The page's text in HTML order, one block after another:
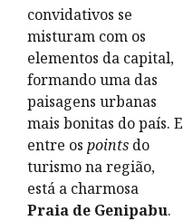
convidativos se
misturam com os
elementos da capital,
formando uma das
paisagens urbanas
mais bonitas do país. E
entre os points do
turismo na região,
está a charmosa
Praia de Genipabu.